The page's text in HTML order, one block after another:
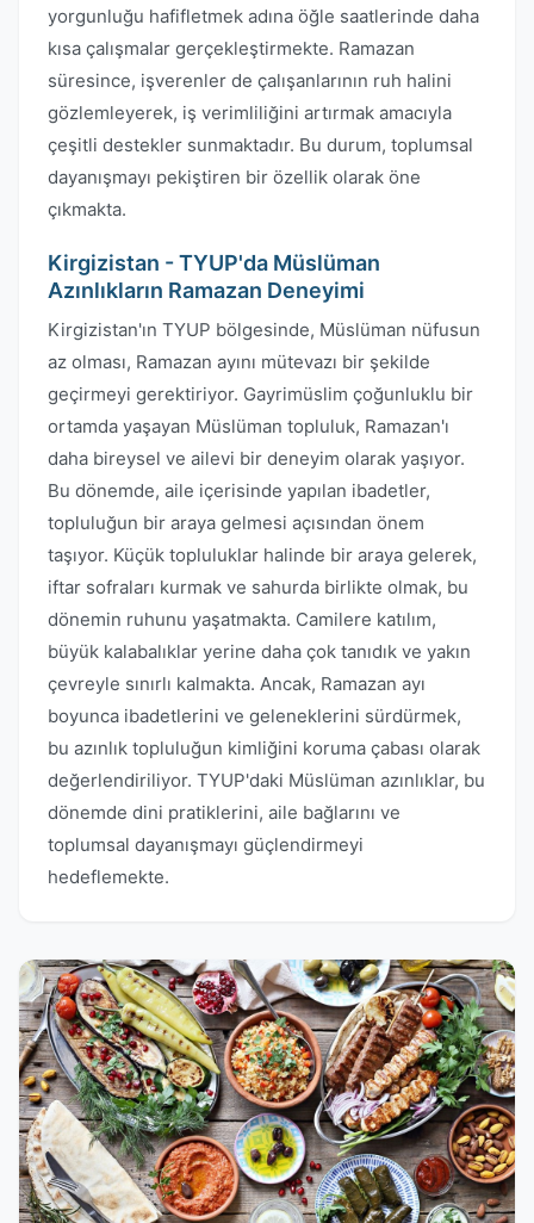
yorgunluğu hafifletmek adına öğle saatlerinde daha
kısa çalışmalar gerçekleştirmekte. Ramazan
süresince, işverenler de çalışanlarının ruh halini
gözlemleyerek, iş verimliliğini artırmak amacıyla
çeşitli destekler sunmaktadır. Bu durum, toplumsal
dayanışmayı pekiştiren bir özellik olarak öne
çıkmakta.
Kirgizistan - TYUP'da Müslüman
Azınlıkların Ramazan Deneyimi
Kirgizistan'ın TYUP bölgesinde, Müslüman nüfusun
az olması, Ramazan ayını mütevazı bir şekilde
geçirmeyi gerektiriyor. Gayrimüslim çoğunluklu bir
ortamda yaşayan Müslüman topluluk, Ramazan'ı
daha bireysel ve ailevi bir deneyim olarak yaşıyor.
Bu dönemde, aile içerisinde yapılan ibadetler,
topluluğun bir araya gelmesi açısından önem
taşıyor. Küçük topluluklar halinde bir araya gelerek,
iftar sofraları kurmak ve sahurda birlikte olmak, bu
dönemin ruhunu yaşatmakta. Camilere katılım,
büyük kalabalıklar yerine daha çok tanıdık ve yakın
çevreyle sınırlı kalmakta. Ancak, Ramazan ayı
boyunca ibadetlerini ve geleneklerini sürdürmek,
bu azınlık topluluğun kimliğini koruma çabası olarak
değerlendiriliyor. TYUP'daki Müslüman azınlıklar, bu
dönemde dini pratiklerini, aile bağlarını ve
toplumsal dayanışmayı güçlendirmeyi
hedeflemekte.